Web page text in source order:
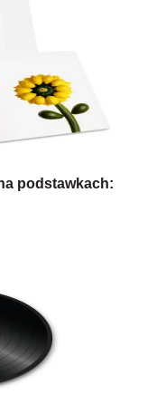
podstawkach: